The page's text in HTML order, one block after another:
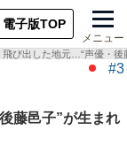
電子版TOP
メニュー
び出した地元…“声優・後
#3
藤邑子”が生まれ